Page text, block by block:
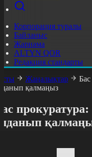
Корпорация туралы
Байланыс
Жарнама
ALTYN QOR
Редакция стандарты
Жаңалықтар
қалмаңыз